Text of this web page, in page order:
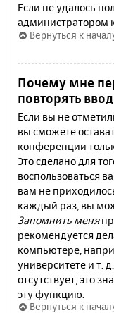
Если не удалось
администратором
Вернуться к
Почему мне
повторять
Если вы не
вы сможете
конференции
Это сделано для
воспользоваться
вам не
каждый раз, вы
Запомнить меня
рекомендуется
компьютере,
университете и т.
отсутствует, это
эту функцию.
Вернуться к